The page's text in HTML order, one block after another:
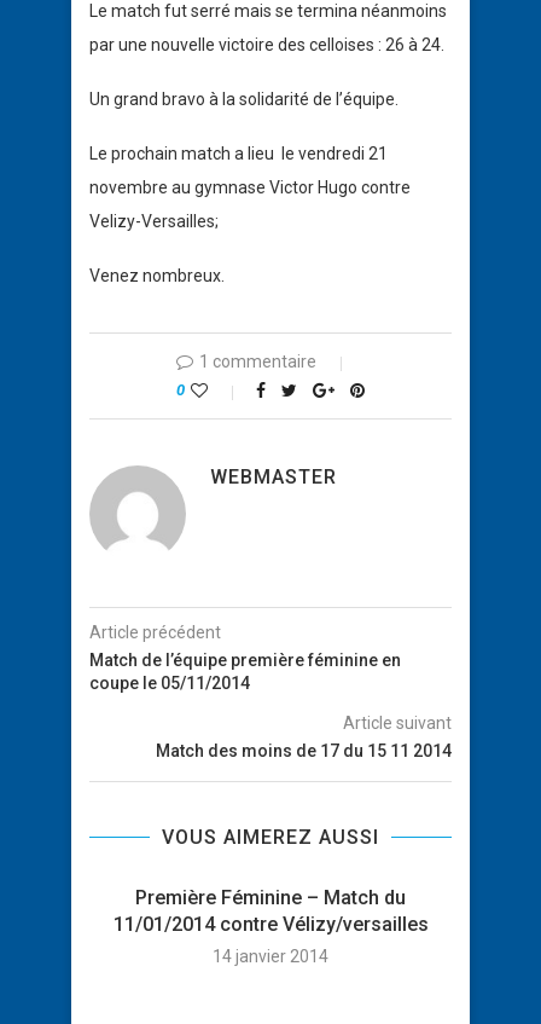
Le match fut serré mais se termina néanmoins
par une nouvelle victoire des celloises : 26 à 24.
Un grand bravo à la solidarité de l’équipe.
Le prochain match a lieu le vendredi 21
novembre au gymnase Victor Hugo contre
Velizy-Versailles;
Venez nombreux.
1 commentaire
0
WEBMASTER
Article précédent
Match de l’équipe première féminine en
coupe le 05/11/2014
Article suivant
Match des moins de 17 du 15 11 2014
VOUS AIMEREZ AUSSI
Première Féminine – Match du
11/01/2014 contre Vélizy/versailles
14 janvier 2014